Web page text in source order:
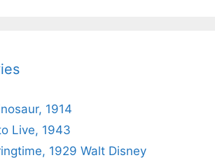
1914
Live, 1943
1929 Walt Disney